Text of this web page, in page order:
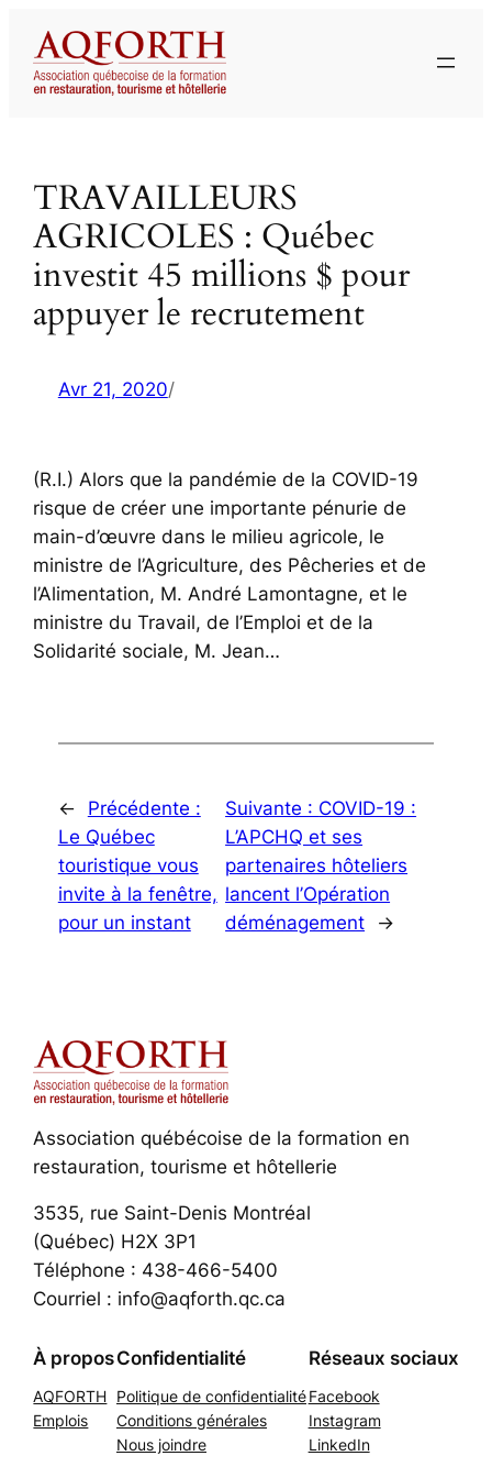
contenu
TRAVAILLEURS
AGRICOLES : Québec
investit 45 millions $ pour
appuyer le recrutement
Avr 21, 2020/
(R.I.) Alors que la pandémie de la COVID-19
risque de créer une importante pénurie de
main-d’œuvre dans le milieu agricole, le
ministre de l’Agriculture, des Pêcheries et de
l’Alimentation, M. André Lamontagne, et le
ministre du Travail, de l’Emploi et de la
Solidarité sociale, M. Jean…
←
Précédente :
Le Québec
touristique vous
invite à la fenêtre,
pour un instant
Suivante : COVID-19 :
L’APCHQ et ses
partenaires hôteliers
lancent l’Opération
déménagement
→
Association québécoise de la formation en
restauration, tourisme et hôtellerie
3535, rue Saint-Denis Montréal
(Québec) H2X 3P1
Téléphone : 438-466-5400
Courriel : info@aqforth.qc.ca
À propos
AQFORTH
Emplois
Confidentialité
Politique de confidentialité
Conditions générales
Nous joindre
Réseaux sociaux
Facebook
Instagram
LinkedIn